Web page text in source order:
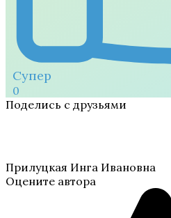
Супер
0
Поделись с друзьями
Прилуцкая Инга Ивановна
Оцените автора